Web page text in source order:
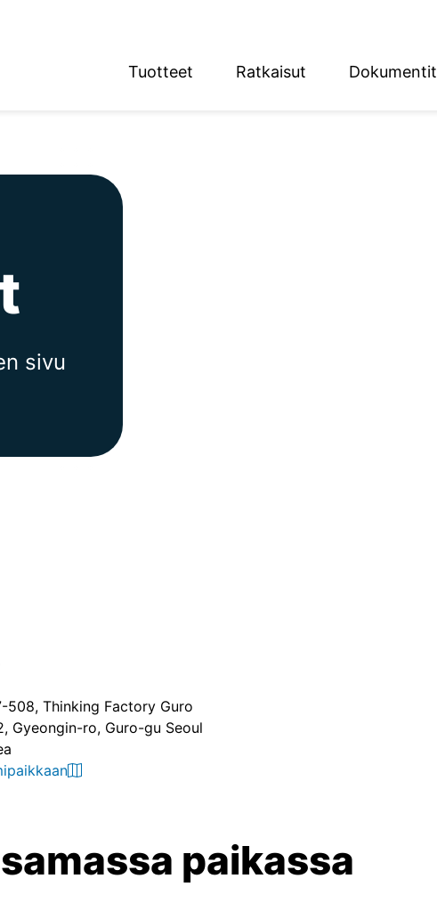
Tuotteet Ratkaisut Dokumentit
sivu
508, Thinking Factory Guro
Gyeongin-ro, Guro-gu Seoul
paikassa